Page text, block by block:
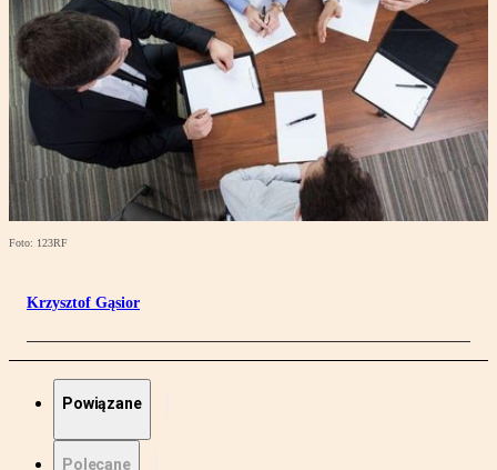
Foto: 123RF
Krzysztof Gąsior
Powiązane
Polecane